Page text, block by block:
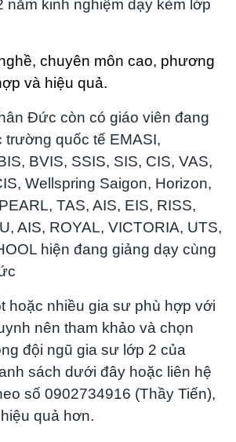
năm kinh nghiệm dạy kèm lớp
chuyên môn cao, phương
và hiệu quả.
Đức còn có giáo viên đang
trường quốc tế EMASI,
BVIS, SSIS, SIS, CIS, VAS,
Wellspring Saigon, Horizon,
TAS, AIS, EIS, RISS,
AIS, ROYAL, VICTORIA, UTS,
hiện đang giảng dạy cùng
hoặc nhiều gia sư phù hợp với
nên tham khảo và chọn
đội ngũ gia sư lớp 2 của
sách dưới đây hoặc liên hệ
số 0902734916 (Thầy Tiến),
quả hơn.